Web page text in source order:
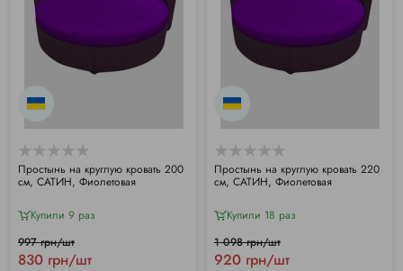
Простынь на круглую кровать 200
см, САТИН, Фиолетовая
Купили 9 раз
830 грн/шт
997 грн/шт
Простынь на круглую кровать 220
см, САТИН, Фиолетовая
Купили 18 раз
920 грн/шт
1 098 грн/шт